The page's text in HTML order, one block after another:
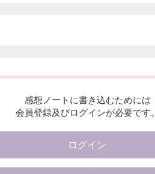
感想ノートに書き込むためには
会員登録及びログインが必要です。
ログイン